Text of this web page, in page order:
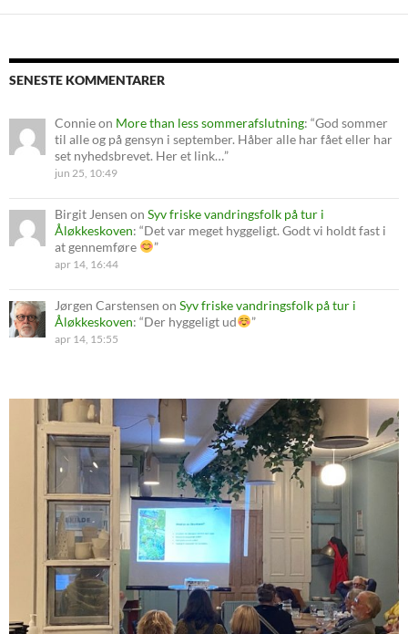
SENESTE KOMMENTARER
Connieon More than less sommerafslutning: “God sommer
til alle og på gensyn i september. Håber alle har fået eller har
set nyhedsbrevet. Her et link…”
jun 25, 10:49
Birgit Jensen on Syv friske vandringsfolk på tur i
Åløkkeskoven: “Det var meget hyggeligt. Godt vi holdt fast i
at gennemføre
”
apr 14, 16:44
Jørgen Carstensen on Syv friske vandringsfolk på tur i
Åløkkeskoven: “Der hyggeligt ud ”
apr 14, 15:55